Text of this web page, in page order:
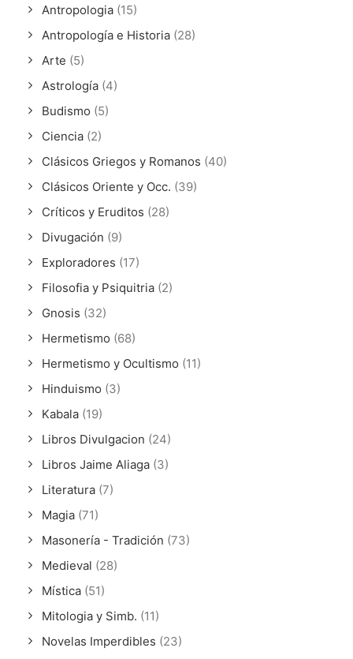
Antropologia (15)
Antropología e Historia (28)
Arte (5)
Astrología (4)
Budismo (5)
Ciencia (2)
Clásicos Griegos y Romanos (40)
Clásicos Oriente y Occ. (39)
Críticos y Eruditos (28)
Divugación (9)
Exploradores (17)
Filosofia y Psiquitria (2)
Gnosis (32)
Hermetismo (68)
Hermetismo y Ocultismo (11)
Hinduismo (3)
Kabala (19)
Libros Divulgacion (24)
Libros Jaime Aliaga (3)
Literatura (7)
Magia (71)
Masonería - Tradición (73)
Medieval (28)
Mística (51)
Mitologia y Simb. (11)
Novelas Imperdibles (23)